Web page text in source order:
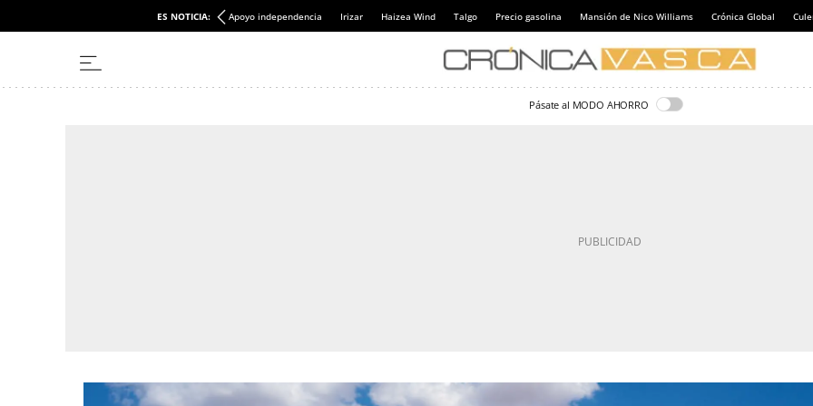
ES NOTICIA: Apoyo independencia Irizar Haizea Wind Talgo Precio gasolina Mansión de Nico Williams Crónica Global
Pásate al MODO AHORRO